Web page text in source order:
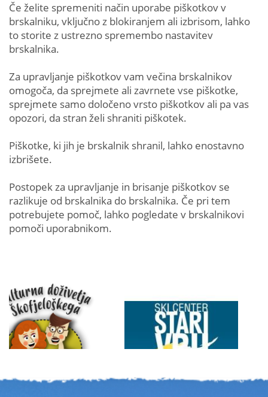
Če želite spremeniti način uporabe piškotkov v
brskalniku, vključno z blokiranjem ali izbrisom, lahko
to storite z ustrezno spremembo nastavitev
brskalnika.
Za upravljanje piškotkov vam večina brskalnikov
omogoča, da sprejmete ali zavrnete vse piškotke,
sprejmete samo določeno vrsto piškotkov ali pa vas
opozori, da stran želi shraniti piškotek.
Piškotke, ki jih je brskalnik shranil, lahko enostavno
izbrišete.
Postopek za upravljanje in brisanje piškotkov se
razlikuje od brskalnika do brskalnika. Če pri tem
potrebujete pomoč, lahko pogledate v brskalnikovi
pomoči uporabnikom.